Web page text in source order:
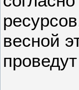
весной